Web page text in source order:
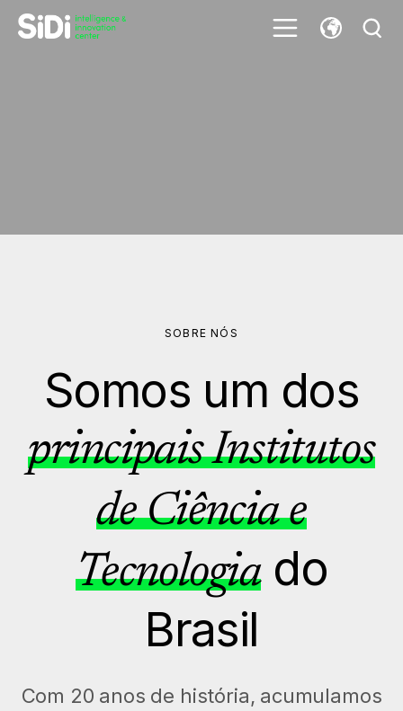
SOBRE NÓS
Somos um dos
principais Institutos
de Ciência e
Tecnologiado
Brasil
Com 20 anos de história, acumulamos